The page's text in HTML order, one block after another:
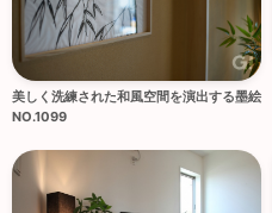
美しく洗練された和風空間を演出する墨絵
NO.1099